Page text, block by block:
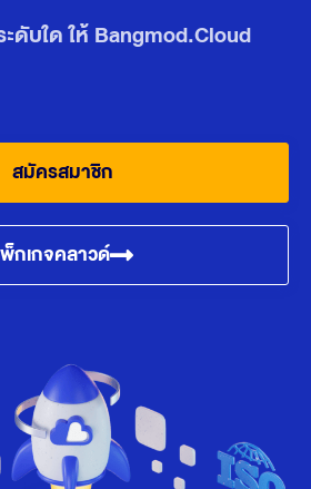
ะดับใด ให้ Bangmod.Cloud
สมัครสมาชิก
กเกจคลาวด์